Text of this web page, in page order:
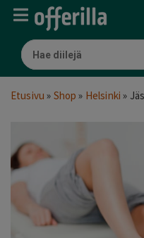
Etusivu » Shop » Helsinki »